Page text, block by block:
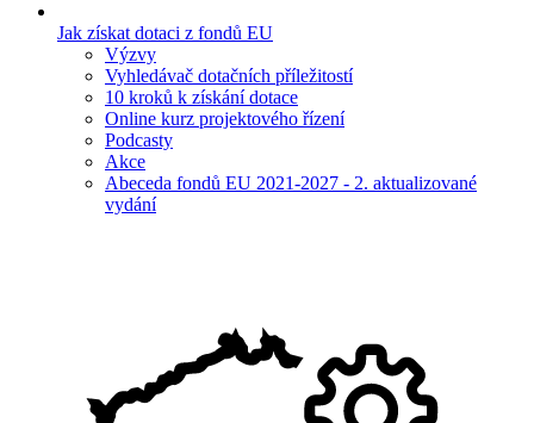
Jak získat dotaci z fondů EU
Výzvy
Vyhledávač dotačních příležitostí
10 kroků k získání dotace
Online kurz projektového řízení
Podcasty
Akce
Abeceda fondů EU 2021-2027 - 2. aktualizované
vydání